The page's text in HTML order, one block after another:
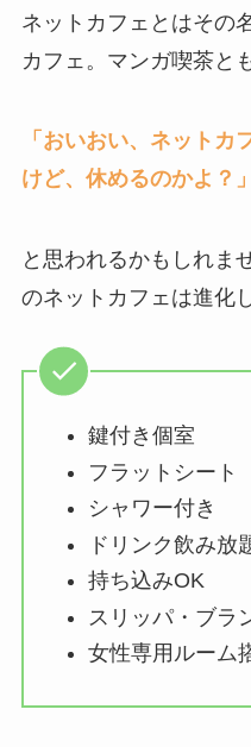
ネットカフェとはその
カフェ。マンガ喫茶と
「おいおい、ネットカ
けど、休めるのかよ？」
と思われるかもしれま
のネットカフェは進化
鍵付き個室
フラットシート
シャワー付き
ドリンク飲み放
持ち込みOK
スリッパ・ブラ
女性専用ルーム